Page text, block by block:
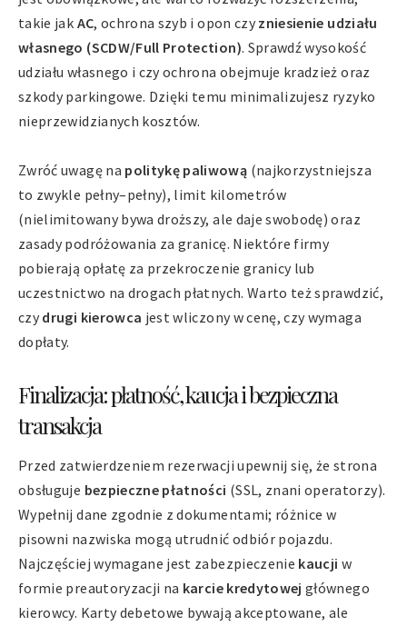
takie jak AC, ochrona szyb i opon czy zniesienie udziału
własnego (SCDW/Full Protection). Sprawdź wysokość
udziału własnego i czy ochrona obejmuje kradzież oraz
szkody parkingowe. Dzięki temu minimalizujesz ryzyko
nieprzewidzianych kosztów.
Zwróć uwagę na politykę paliwową (najkorzystniejsza
to zwykle pełny–pełny), limit kilometrów
(nielimitowany bywa droższy, ale daje swobodę) oraz
zasady podróżowania za granicę. Niektóre firmy
pobierają opłatę za przekroczenie granicy lub
uczestnictwo na drogach płatnych. Warto też sprawdzić,
czy drugi kierowca jest wliczony w cenę, czy wymaga
dopłaty.
Finalizacja: płatność, kaucja i bezpieczna
transakcja
Przed zatwierdzeniem rezerwacji upewnij się, że strona
obsługuje bezpieczne płatności (SSL, znani operatorzy).
Wypełnij dane zgodnie z dokumentami; różnice w
pisowni nazwiska mogą utrudnić odbiór pojazdu.
Najczęściej wymagane jest zabezpieczenie kaucji w
formie preautoryzacji na karcie kredytowej głównego
kierowcy. Karty debetowe bywają akceptowane, ale